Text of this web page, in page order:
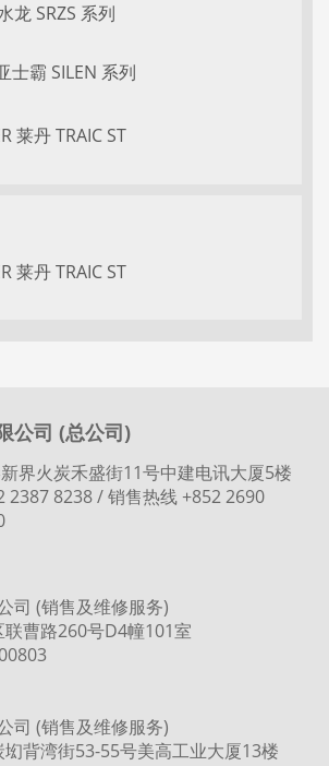
龙 SRZS 系列
士霸 SILEN 系列
莱丹 TRAIC ST
莱丹 TRAIC ST
公司 (总公司)
界火炭禾盛街11号中建电讯大厦5楼
2387 8238 / 销售热线 +852 2690
司 (销售及维修服务)
曹路260号D4幢101室
司 (销售及维修服务)
背湾街53-55号美高工业大厦13楼